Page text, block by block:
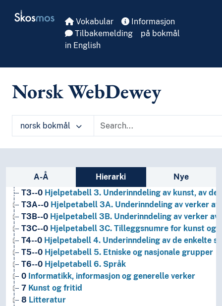
Skosmos Vokabular
Informasjon
Tilbakemelding
på bokmål
in English
Norsk WebDewey
norsk bokmål
Sidefelt: navigér i vokabularet
A-Å Hierarki Nye
Hjelpetabell 1. Generell forminndeling
T2--0Hjelpetabell 2. Geografiske områder,
T3--0 Hjelpetabell 3. Underinndeling av kunst, av
T3A--0 Hjelpetabell 3A. Underinndeling av verker
T3B--0 Hjelpetabell 3B. Underinndeling av verker
T3C--0 Hjelpetabell 3C. Tilleggsnumre for kunst og
T4--0 Hjelpetabell 4. Underinndeling av de enkelte
T5--0 Hjelpetabell 5. Etniske og nasjonale grupper
T6--0 Hjelpetabell 6. Språk
0 Informatikk, informasjon og generelle verker
7 Kunst og fritid
8 Litteratur